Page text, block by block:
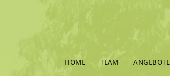
HOME TEAM ANGEBOTE